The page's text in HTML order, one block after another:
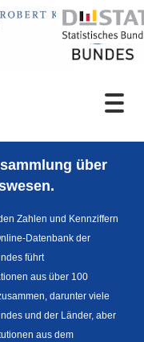
über
Zahlen und Kennziffern
Datenbank der
führt
aus über 100
darunter viele
und der Länder, aber
aus dem